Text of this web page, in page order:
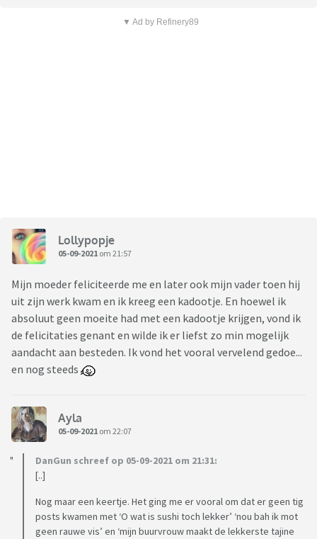
▼ Ad by Refinery89
Lollypopje
05-09-2021 om 21:57
Mijn moeder feliciteerde me en later ook mijn vader toen hij
uit zijn werk kwam en ik kreeg een kadootje. En hoewel ik
absoluut geen moeite had met een kadootje krijgen, vond ik
de felicitaties genant en wilde ik er liefst zo min mogelijk
aandacht aan besteden. Ik vond het vooral vervelend gedoe...
en nog steeds
Ayla
05-09-2021 om 22:07
DanGun schreef op 05-09-2021 om 21:31:
[..]
Nog maar een keertje. Het ging me er vooral om dat er geen tig
posts kwamen met ‘O wat is sushi toch lekker’ ‘nou bah ik mot
geen rauwe vis’ en ‘mijn buurvrouw maakt de lekkerste tajine